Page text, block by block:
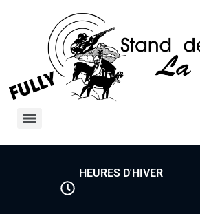
HEURES D'HIVER